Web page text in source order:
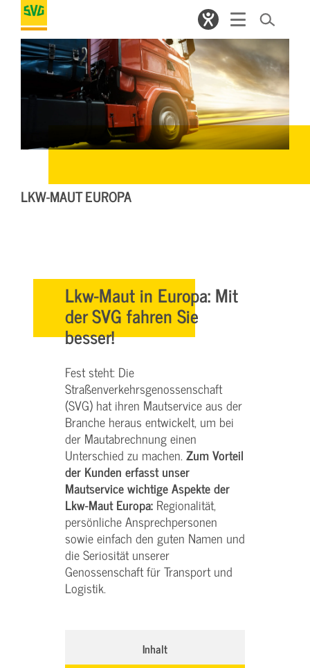
LKW-MAUT EUROPA
Lkw-Maut in Europa: Mit
der SVG fahren Sie
besser!
Fest steht: Die
Straßenverkehrsgenossenschaft
(SVG) hat ihren Mautservice aus der
Branche heraus entwickelt, um bei
der Mautabrechnung einen
Unterschied zu machen. Zum Vorteil
der Kunden erfasst unser
Mautservice wichtige Aspekte der
Lkw-Maut Europa: Regionalität,
persönliche Ansprechpersonen
sowie einfach den guten Namen und
die Seriosität unserer
Genossenschaft für Transport und
Logistik.
Inhalt